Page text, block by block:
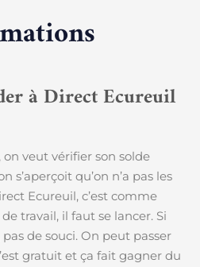
à Direct Ecureuil
veut vérifier son solde
s’aperçoit qu’on n’a pas les
Ecureuil, c’est comme
travail, il faut se lancer. Si
pas de souci. On peut passer
gratuit et ça fait gagner du